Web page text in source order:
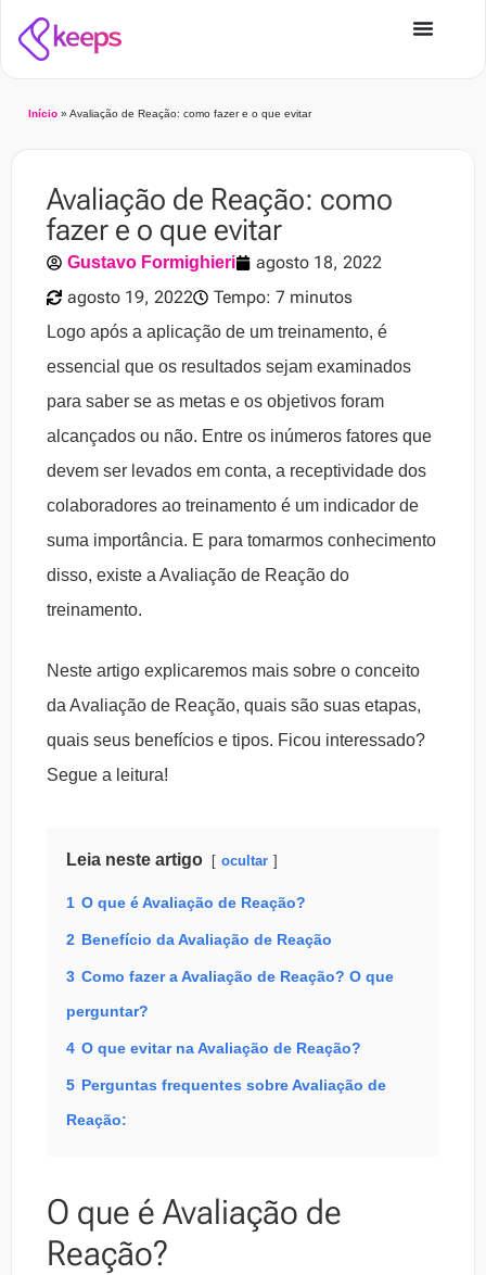
Início » Avaliação de Reação: como fazer e o que evitar
Avaliação de Reação: como
fazer e o que evitar
Gustavo Formighieri
agosto 18, 2022
agosto 19, 2022
Tempo: 7 minutos
Logo após a aplicação de um treinamento, é
essencial que os resultados sejam examinados
para saber se as metas e os objetivos foram
alcançados ou não. Entre os inúmeros fatores que
devem ser levados em conta, a receptividade dos
colaboradores ao treinamento é um indicador de
suma importância. E para tomarmos conhecimento
disso, existe a Avaliação de Reação do
treinamento.
Neste artigo explicaremos mais sobre o conceito
da Avaliação de Reação, quais são suas etapas,
quais seus benefícios e tipos. Ficou interessado?
Segue a leitura!
Leia neste artigo ocultar
1 O que é Avaliação de Reação?
2 Benefício da Avaliação de Reação
3 Como fazer a Avaliação de Reação? O que
perguntar?
4 O que evitar na Avaliação de Reação?
5 Perguntas frequentes sobre Avaliação de
Reação:
O que é Avaliação de
Reação?